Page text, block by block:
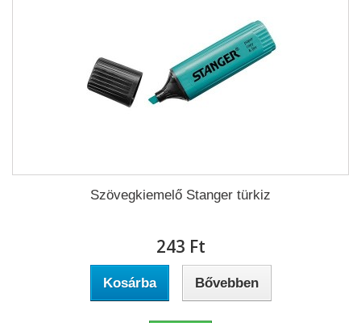
Szövegkiemelő Stanger türkiz
243 Ft‎
Kosárba Bővebben